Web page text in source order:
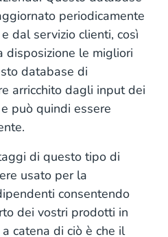
periodicamente
dal servizio clienti, così
disposizione le migliori
database di
arricchito dagli input dei
può quindi essere
di questo tipo di
usato per la
consentendo
dei vostri prodotti in
catena di ciò è che il